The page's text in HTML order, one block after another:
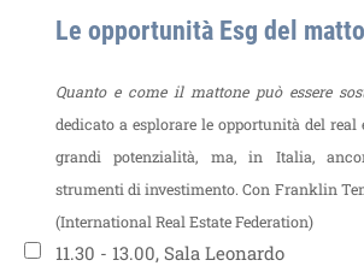
Le opportunità Esg del
Quanto e come il mattone può essere
dedicato a esplorare le opportunità del real
grandi potenzialità, ma, in Italia,
strumenti di investimento. Con Franklin
(International Real Estate Federation)
11.30 - 13.00, Sala Leonardo